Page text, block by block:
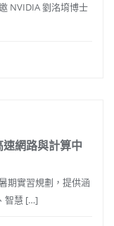
NVIDIA 劉洺堉博士
速網路與計算中
期實習規劃，提供涵
智慧 […]